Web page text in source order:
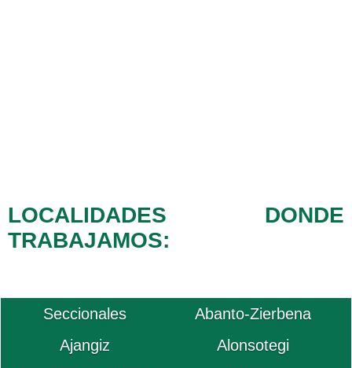
LOCALIDADES DONDE
TRABAJAMOS:
Seccionales
Abanto-Zierbena
Ajangiz
Alonsotegi